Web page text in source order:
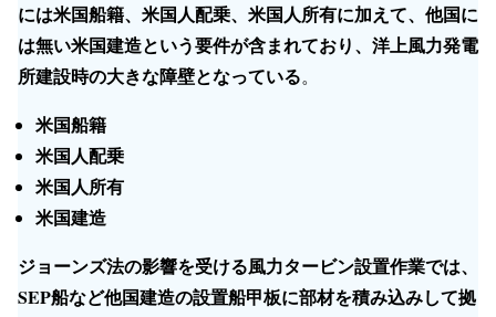
には米国船籍、米国人配乗、米国人所有に加えて、他国に
は無い米国建造という要件が含まれており、洋上風力発電
所建設時の大きな障壁となっている。
米国船籍
米国人配乗
米国人所有
米国建造
ジョーンズ法の影響を受ける風力タービン設置作業では、
SEP船など他国建造の設置船甲板に部材を積み込みして拠